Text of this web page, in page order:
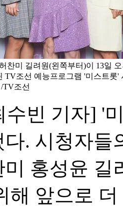
찬미 길려원(왼쪽부터)이 13일
TV조선 예능프로그램 '미스트롯'
TV조선
빈 기자] '
. 시청자들
미 홍성윤 길
해 앞으로